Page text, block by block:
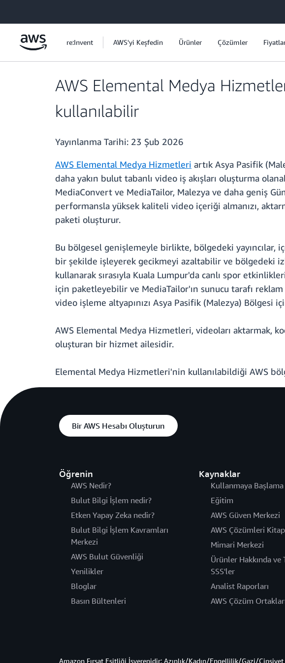
re:Invent AWS'yi Keşfedin Ürünler Çözümler
AWS Elemental Medya
kullanılabilir
Yayınlanma Tarihi: 23 Şub 2026
AWS Elemental Medya Hizmetleri artık Asya Pasifik
daha yakın bulut tabanlı video iş akışları oluşturma
MediaConvert ve MediaTailor, Malezya ve daha geniş
performansla yüksek kaliteli video içeriği almanızı,
paketi oluşturur.
Bu bölgesel genişlemeyle birlikte, bölgedeki yayıncılar,
bir şekilde işleyerek gecikmeyi azaltabilir ve bölgedeki
kullanarak sırasıyla Kuala Lumpur'da canlı spor
için paketleyebilir ve MediaTailor'ın sunucu tarafı
video işleme altyapınızı Asya Pasifik (Malezya) Bölgesi
AWS Elemental Medya Hizmetleri, videoları aktarmak,
oluşturan bir hizmet ailesidir.
Elemental Medya Hizmetleri'nin kullanılabildiği AWS
Bir AWS Hesabı Oluşturun
Öğrenin
AWS Nedir?
Bulut Bilgi İşlem nedir?
Etken Yapay Zeka nedir?
Bulut Bilgi İşlem Kavramları
Merkezi
AWS Bulut Güvenliği
Yenilikler
Bloglar
Basın Bültenleri
Kaynaklar
Kullanmaya Başlama
Eğitim
AWS Güven Merkezi
AWS Çözümleri
Mimari Merkezi
Ürünler Hakkında ve
SSS'ler
Analist Raporları
AWS Çözüm
Amazon Fırsat Eşitliği İşverenidir: Azınlık/Kadın/Engellilik/Gazi/